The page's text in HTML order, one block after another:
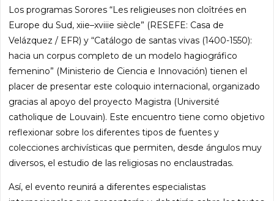
Los programas Sorores “Les religieuses non cloîtrées en
Europe du Sud, xiie–xviiie siècle” (RESEFE: Casa de
Velázquez / EFR) y “Catálogo de santas vivas (1400-1550):
hacia un corpus completo de un modelo hagiográfico
femenino” (Ministerio de Ciencia e Innovación) tienen el
placer de presentar este coloquio internacional, organizado
gracias al apoyo del proyecto Magistra (Université
catholique de Louvain). Este encuentro tiene como objetivo
reflexionar sobre los diferentes tipos de fuentes y
colecciones archivísticas que permiten, desde ángulos muy
diversos, el estudio de las religiosas no enclaustradas.
Así, el evento reunirá a diferentes especialistas